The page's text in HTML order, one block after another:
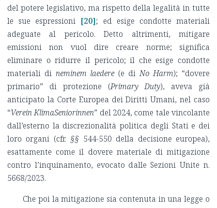
del potere legislativo, ma rispetto della legalità in tutte
le sue espressioni [20]; ed esige condotte materiali
adeguate al pericolo. Detto altrimenti, mitigare
emissioni non vuol dire creare norme; significa
eliminare o ridurre il pericolo; il che esige condotte
materiali di neminem laedere (e diNo Harm); “dovere
primario” di protezione (Primary Duty), aveva già
anticipato la Corte Europea dei Diritti Umani, nel caso
“Verein KlimaSeniorinnen” del 2024, come tale vincolante
dall’esterno la discrezionalità politica degli Stati e dei
loro organi (cfr. §§ 544-550 della decisione europea),
esattamente come il dovere materiale di mitigazione
contro l’inquinamento, evocato dalle Sezioni Unite n.
5668/2023.
Che poi la mitigazione sia contenuta in una legge o